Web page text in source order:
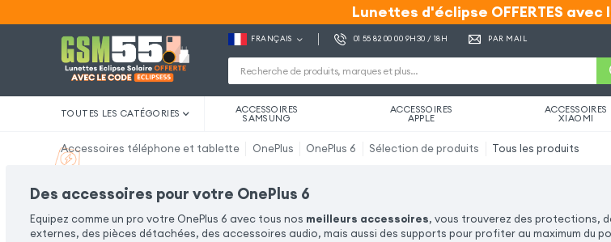
Lunettes d'éclipse OFFERTES avec
Lunettes d'éclipse OFFERTES avec
FRANÇAIS 01 55 82 00 00 9H30 / 18H PAR MAIL
TOUTES LES CATÉGORIES ACCESSOIRES
SAMSUNG
ACCESSOIRES
APPLE
ACCESSOIRES
XIAOMI
Accessoires téléphone et tablette OnePlus OnePlus 6 Sélection de produits Tous les produits
Des accessoires pour votre OnePlus 6
Equipez comme un pro votre OnePlus 6 avec tous nos meilleurs accessoires, vous trouverez des protections,
externes, des pièces détachées, des accessoires audio, mais aussi des supports pour profiter au maximum du